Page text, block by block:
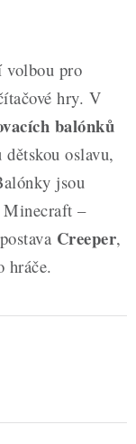
volbou pro
hry. V
balónků
oslavu,
jsou
Minecraft –
Creeper,
hráče.